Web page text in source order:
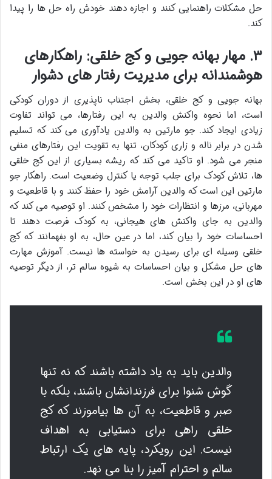
حل مشکلات راهنمایی کنند و اجازه دهند خودش راه حل ها را پیدا
کند.
۳. مهار بهانه جویی و کج خلقی: راهکارهای
هوشمندانه برای مدیریت رفتار های دشوار
بهانه جویی و کج خلقی، بخش اجتناب ناپذیری از دوران کودکی
است، اما نحوه واکنش والدین به این رفتارها، می تواند تفاوت
زیادی ایجاد کند. جو مارتین به والدین یادآوری می کند که تسلیم
شدن در برابر ناله و زاری کودکان، تنها به تقویت این رفتارهای منفی
منجر می شود. او تاکید می کند که ریشه بسیاری از این کج خلقی
ها، تلاش کودک برای جلب توجه یا کنترل وضعیت است. راهکار جو
مارتین این است که والدین آرامش خود را حفظ کنند و با قاطعیت و
مهربانی، مرزها و انتظارات خود را مشخص کنند. او توصیه می کند که
والدین به جای واکنش های هیجانی، به کودک فرصت دهند تا
احساسات خود را بیان کند، اما در عین حال، به او بفهمانند که کج
خلقی وسیله ای برای رسیدن به خواسته ها نیست. آموزش مهارت
های حل مشکل و بیان احساسات به شیوه سالم تر، از دیگر توصیه
های او در این بخش است.
والدین باید به یاد داشته باشند که نه تنها
گوش شنوا برای فرزندانشان باشند، بلکه با
صبر و قاطعیت، به آن ها بیاموزند که کج
خلقی راهی برای دستیابی به اهداف
نیست. این رویکرد، پایه های یک ارتباط
سالم و احترام آمیز را بنا می نهد.